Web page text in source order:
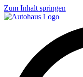
Zum Inhalt springen